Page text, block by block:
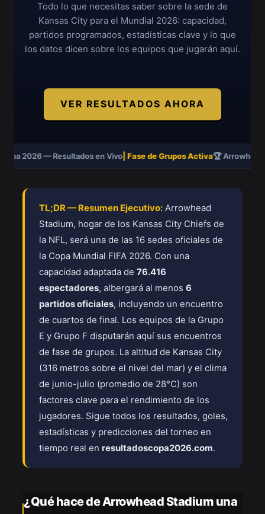
Todo lo que necesitas saber sobre la sede de
Kansas City para el Mundial 2026: capacidad,
partidos programados, estadísticas clave y lo que
los datos dicen sobre los equipos que jugarán aquí.
VER RESULTADOS AHORA
2026 — Resultados en Vivo| Fase de Grupos Activa🏆 Arrowhead
TL;DR — Resumen Ejecutivo: Arrowhead
Stadium, hogar de los Kansas City Chiefs de
la NFL, será una de las 16 sedes oficiales de
la Copa Mundial FIFA 2026. Con una
capacidad adaptada de 76.416
espectadores, albergará al menos 6
partidos oficiales, incluyendo un encuentro
de cuartos de final. Los equipos de la Grupo
E y Grupo F disputarán aquí sus encuentros
de fase de grupos. La altitud de Kansas City
(316 metros sobre el nivel del mar) y el clima
de junio-julio (promedio de 28°C) son
factores clave para el rendimiento de los
jugadores. Sigue todos los resultados, goles,
estadísticas y predicciones del torneo en
tiempo real en resultadoscopa2026.com.
¿Qué hace de Arrowhead Stadium una